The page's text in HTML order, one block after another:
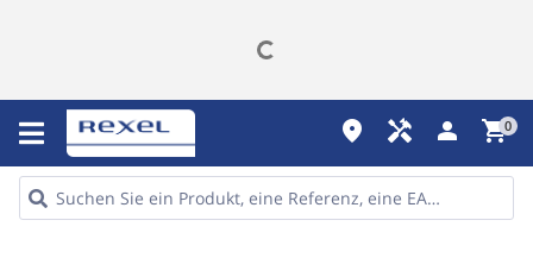
place handyman person shopping_cart0